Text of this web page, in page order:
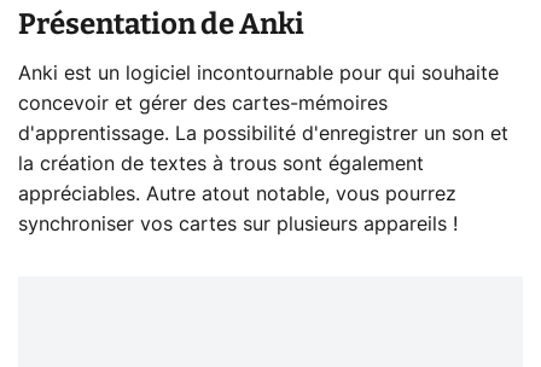
Présentation de Anki
Anki est un logiciel incontournable pour qui souhaite
concevoir et gérer des cartes-mémoires
d'apprentissage. La possibilité d'enregistrer un son et
la création de textes à trous sont également
appréciables. Autre atout notable, vous pourrez
synchroniser vos cartes sur plusieurs appareils !